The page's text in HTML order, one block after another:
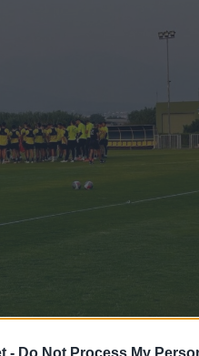
- Do Not Process My